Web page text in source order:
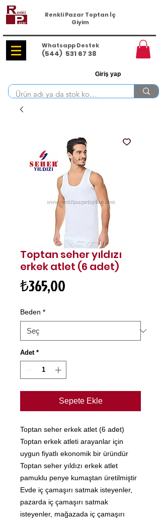
Renkli Pazar Toptan İç
Giyim
Whatsapp Destek
(544) 531 67 38
Giriş yap
Toptan seher yıldızı
erkek atlet (6 adet)
₺365,00
Beden *
Adet *
Sepete Ekle
Toptan seher erkek atlet (6 adet)
Toptan erkek atleti arayanlar için
uygun fiyatlı ekonomik bir üründür
Toptan seher yıldızı erkek atlet
pamuklu penye kumaştan üretilmiştir
Evde iç çamaşırı satmak isteyenler,
pazarda iç çamaşırı satmak
isteyenler, mağazada iç çamaşırı